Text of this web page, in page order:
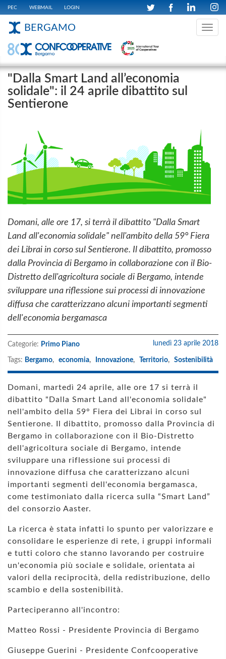
PEC WEBMAIL LOGIN
Toggle
BERGAMO
"Dalla Smart Land all’economia
solidale": il 24 aprile dibattito sul
Sentierone
Domani, alle ore 17, si terrà il dibattito "Dalla Smart
Land all'economia solidale" nell'ambito della 59° Fiera
dei Librai in corso sul Sentierone. Il dibattito, promosso
dalla Provincia di Bergamo in collaborazione con il Bio-
Distretto dell'agricoltura sociale di Bergamo, intende
sviluppare una riflessione sui processi di innovazione
diffusa che caratterizzano alcuni importanti segmenti
dell'economia bergamasca
lunedì 23 aprile 2018
Categorie: Primo Piano
Tags: Bergamo, economia, Innovazione, Territorio, Sostenibilità
Domani, martedì 24 aprile, alle ore 17 si terrà il
dibattito "Dalla Smart Land all'economia solidale"
nell'ambito della 59° Fiera dei Librai in corso sul
Sentierone. Il dibattito, promosso dalla Provincia di
Bergamo in collaborazione con il Bio-Distretto
dell'agricoltura sociale di Bergamo, intende
sviluppare una riflessione sui processi di
innovazione diffusa che caratterizzano alcuni
importanti segmenti dell'economia bergamasca,
come testimoniato dalla ricerca sulla “Smart Land”
del consorzio Aaster.
La ricerca è stata infatti lo spunto per valorizzare e
consolidare le esperienze di rete, i gruppi informali
e tutti coloro che stanno lavorando per costruire
un'economia più sociale e solidale, orientata ai
valori della reciprocità, della redistribuzione, dello
scambio e della sostenibilità.
Parteciperanno all'incontro:
Matteo Rossi - Presidente Provincia di Bergamo
Giuseppe Guerini - Presidente Confcooperative